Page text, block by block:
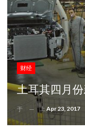
财经
土耳其四月
于 上 Apr 23, 2017